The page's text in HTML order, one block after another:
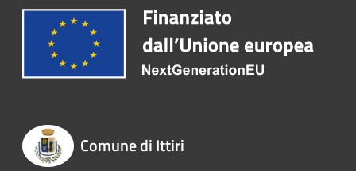
Comune di Ittiri